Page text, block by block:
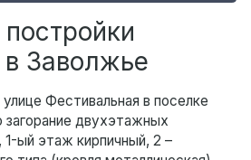
в Заволжье
Фестивальная в поселке
загорание двухэтажных
ый этаж кирпичный, 2 –